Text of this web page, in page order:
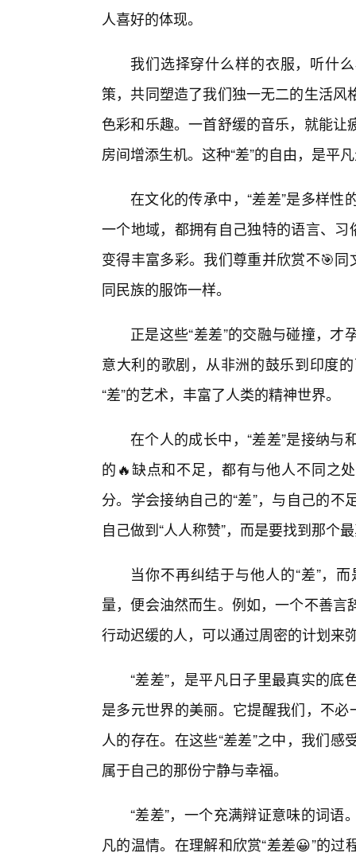
人喜好的体现。
我们选择穿什么样的衣服，听什
策，共同塑造了我们独一无二的生活
色彩和乐趣。一首舒缓的音乐，就能
房间增添生机。这种“差”的自由，是平
在文化的传承中，“差差”是多样
一个地域，都拥有自己独特的语言、
变得丰富多彩。我们尊重并欣赏不🎯
同民族的服饰一样。
正是这些“差差”的交融与碰撞，
意大利的歌剧，从非洲的鼓乐到印度
“差”的艺术，丰富了人类的精神世界。
在个人的成长中，“差差”是接纳
的🔥缺点和不足，都有与他人不同之
分。学会接纳自己的“差”，与自己的
自己做到“人人称赞”，而是要找到那个
当你不再纠结于与他人的“差”，
量，便会油然而生。例如，一个不善
行动迟缓的人，可以通过周密的计划来
“差差”，是平凡日子里最真实的
是多元世界的美丽。它提醒我们，不
人的存在。在这些“差差”之中，我们
属于自己的那份宁静与幸福。
“差差”，一个充满辩证意味的词
凡的温情。在理解和欣赏“差差😀”的